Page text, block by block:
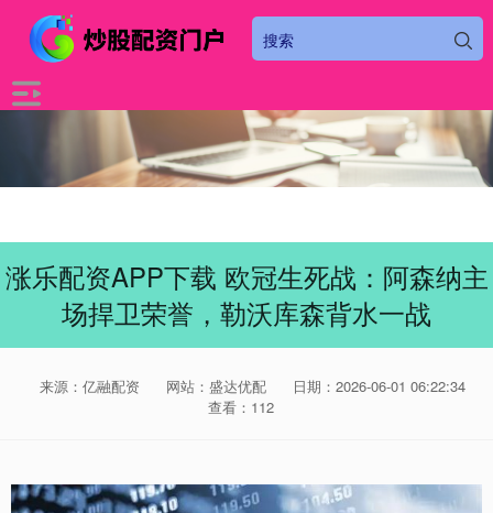
涨乐配资APP下载 欧冠生死战：阿森纳主
场捍卫荣誉，勒沃库森背水一战
来源：亿融配资 网站：盛达优配
日期：2026-06-01 06:22:34
查看：112